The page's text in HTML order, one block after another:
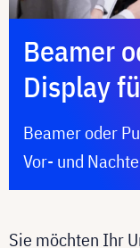
Beamer
Display
Beamer oder
Vor- und
Sie möchten Ihr